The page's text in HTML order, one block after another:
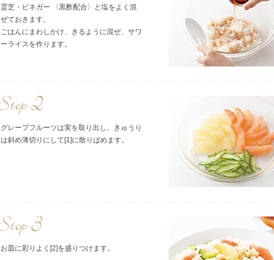
霊芝・ビネガー 〈黒酢配合〉と塩をよく混
ぜておきます。
ごはんにまわしかけ、きるように混ぜ、サワ
ーライスを作ります。
グレープフルーツは実を取り出し、きゅうり
は斜め薄切りにして[1]に散りばめます。
お皿に彩りよく[2]を盛りつけます。